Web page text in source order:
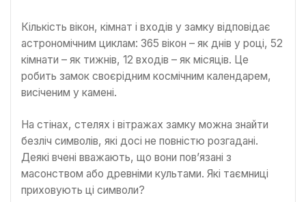
Кількість вікон, кімнат і входів у замку відповідає
астрономічним циклам: 365 вікон – як днів у році, 52
кімнати – як тижнів, 12 входів – як місяців. Це
робить замок своєрідним космічним календарем,
висіченим у камені.
На стінах, стелях і вітражах замку можна знайти
безліч символів, які досі не повністю розгадані.
Деякі вчені вважають, що вони пов’язані з
масонством або древніми культами. Які таємниці
приховують ці символи?